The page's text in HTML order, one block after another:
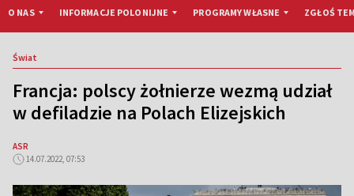
O NAS INFORMACJE POLONIJNE PROGRAMY WŁASNE ZGŁOŚ
Świat
Francja: polscy żołnierze wezmą udział
w defiladzie na Polach Elizejskich
ASR
14.07.2022, 07:53